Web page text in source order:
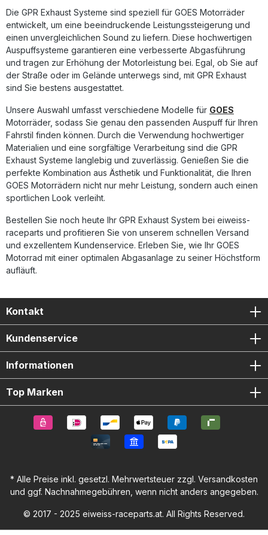
empfohlen, um optimale Ergebnisse zu erzielen.
Homologierte Full System Auspuffanlage mit
herausnehmbarem db Killer Verbesserter Durchzug und
gesteigerte Leistung Deutliche Gewichtsreduktion
gegenüber der Serienanlage Sportlicher, tiefer Sound für
ein unverwechselbares Fahrerlebnis Hergestellt in Italien –
hohe Qualitätsstandards durch DIN-Zertifizierung
Lieferumfang: GPR Deeptone Full System Auspuffanlage
Halterungen Montagezubehör
Die GPR Exhaust Systeme sind speziell für GOES Motorräder
entwickelt, um eine beeindruckende Leistungssteigerung und
einen unvergleichlichen Sound zu liefern. Diese hochwertigen
Auspuffsysteme garantieren eine verbesserte Abgasführung
und tragen zur Erhöhung der Motorleistung bei. Egal, ob Sie auf
der Straße oder im Gelände unterwegs sind, mit GPR Exhaust
sind Sie bestens ausgestattet.
Unsere Auswahl umfasst verschiedene Modelle für GOES
Motorräder, sodass Sie genau den passenden Auspuff für Ihren
Fahrstil finden können. Durch die Verwendung hochwertiger
Materialien und eine sorgfältige Verarbeitung sind die GPR
Exhaust Systeme langlebig und zuverlässig. Genießen Sie die
perfekte Kombination aus Ästhetik und Funktionalität, die Ihren
GOES Motorrädern nicht nur mehr Leistung, sondern auch einen
sportlichen Look verleiht.
Bestellen Sie noch heute Ihr GPR Exhaust System bei eiweiss-
raceparts und profitieren Sie von unserem schnellen Versand
und exzellentem Kundenservice. Erleben Sie, wie Ihr GOES
Motorrad mit einer optimalen Abgasanlage zu seiner Höchstform
aufläuft.
Kontakt
Kundenservice
Informationen
Top Marken
* Alle Preise inkl. gesetzl. Mehrwertsteuer zzgl. Versandkosten
und ggf. Nachnahmegebühren, wenn nicht anders angegeben.
© 2017 - 2025 eiweiss-raceparts.at. All Rights Reserved.